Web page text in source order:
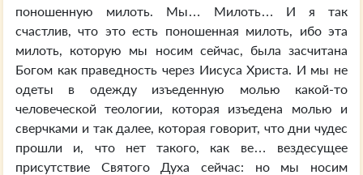
поношенную милоть. Мы… Милоть… И я так
счастлив, что это есть поношенная милоть, ибо эта
милоть, которую мы носим сейчас, была засчитана
Богом как праведность через Иисуса Христа. И мы не
одеты в одежду изъеденную молью какой-то
человеческой теологии, которая изъедена молью и
сверчками и так далее, которая говорит, что дни чудес
прошли и, что нет такого, как ве… вездесущее
присутствие Святого Духа сейчас: но мы носим